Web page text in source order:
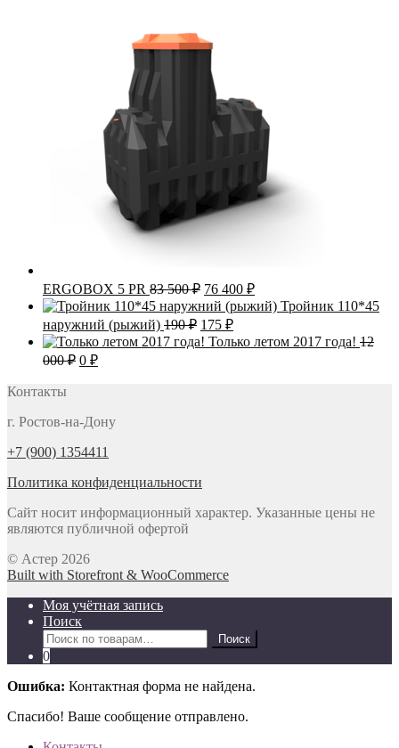
ERGOBOX 5 PR 83 500₽ Первоначальная
цена
составляла
83
500 ₽.
76 400 ₽Текущая
цена:
76
400 ₽.
Тройник 110*45
наружний (рыжий) 190₽ Первоначальная
цена
составляла
175 ₽Текущая
цена:
Только летом 2017 года! 12
000₽ Первоначальная
000 ₽.
0 ₽Текущая
Контакты
г. Ростов-на-Дону
+7 (900) 1354411
Политика конфиденциальности
Сайт носит информационный характер. Указанные цены не
являются публичной офертой
© Астер 2026
Built with Storefront & WooCommerce
Моя учётная запись
Поиск
Искать:
Поиск
0
Ошибка: Контактная форма не найдена.
Спасибо! Ваше сообщение отправлено.